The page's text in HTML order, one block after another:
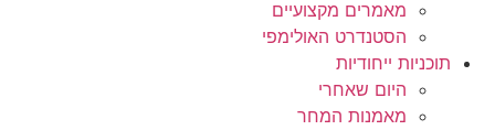
מאמרים מקצועיים
הסטנדרט האולימפי
תוכניות ייחודיות
היום שאחרי
מאמנות המחר